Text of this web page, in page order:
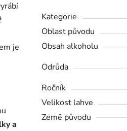
je
a
Kategorie
Oblast původu
Obsah alkoholu
Odrůda
Ročník
Velikost lahve
Země původu